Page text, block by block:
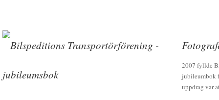
2007 fyllde
jubileumbok
uppdrag var